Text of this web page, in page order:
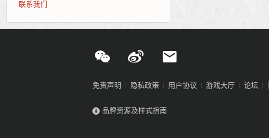
联系我们
免责声明 隐私政策 用户协议 游戏大厅 论坛
品牌资源及样式指南